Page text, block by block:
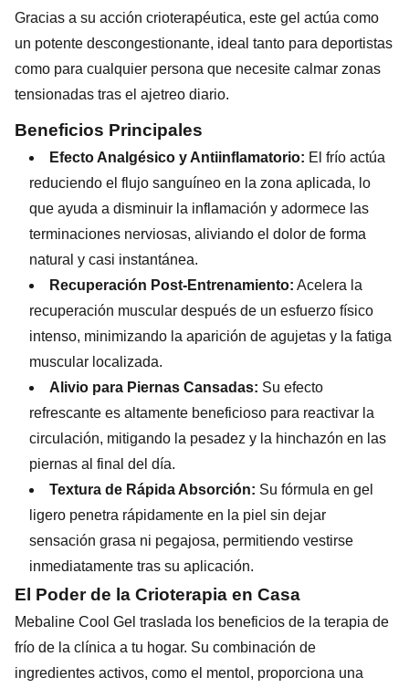
Gracias a su acción crioterapéutica, este gel actúa como
un potente descongestionante, ideal tanto para deportistas
como para cualquier persona que necesite calmar zonas
tensionadas tras el ajetreo diario.
Beneficios Principales
Efecto Analgésico y Antiinflamatorio: El frío actúa
reduciendo el flujo sanguíneo en la zona aplicada, lo
que ayuda a disminuir la inflamación y adormece las
terminaciones nerviosas, aliviando el dolor de forma
natural y casi instantánea.
Recuperación Post-Entrenamiento: Acelera la
recuperación muscular después de un esfuerzo físico
intenso, minimizando la aparición de agujetas y la fatiga
muscular localizada.
Alivio para Piernas Cansadas: Su efecto
refrescante es altamente beneficioso para reactivar la
circulación, mitigando la pesadez y la hinchazón en las
piernas al final del día.
Textura de Rápida Absorción: Su fórmula en gel
ligero penetra rápidamente en la piel sin dejar
sensación grasa ni pegajosa, permitiendo vestirse
inmediatamente tras su aplicación.
El Poder de la Crioterapia en Casa
Mebaline Cool Gel traslada los beneficios de la terapia de
frío de la clínica a tu hogar. Su combinación de
ingredientes activos, como el mentol, proporciona una